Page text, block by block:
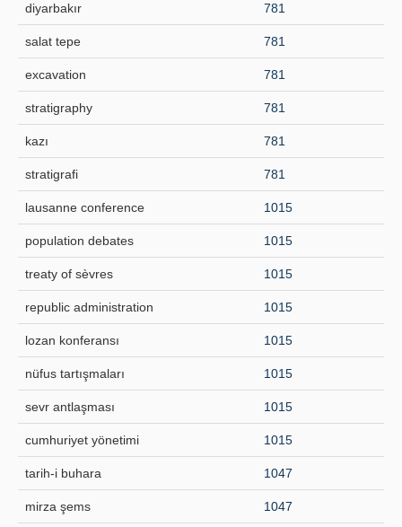
diyarbakır 781
salat tepe 781
excavation 781
stratigraphy 781
kazı 781
stratigrafi 781
lausanne conference 1015
population debates 1015
treaty of sèvres 1015
republic administration 1015
lozan konferansı 1015
nüfus tartışmaları 1015
sevr antlaşması 1015
cumhuriyet yönetimi 1015
tarih-i buhara 1047
mirza şems 1047